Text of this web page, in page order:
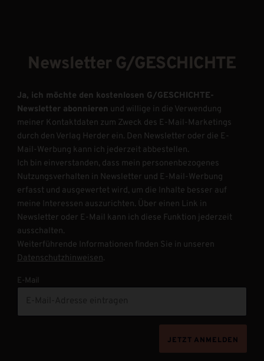
Newsletter G/GESCHICHTE
Ja, ich möchte den kostenlosen G/GESCHICHTE-
Newsletter abonnieren und willige in die Verwendung
meiner Kontaktdaten zum Zweck des E-Mail-Marketings
durch den Verlag Herder ein. Den Newsletter oder die E-
Mail-Werbung kann ich jederzeit abbestellen.
Ich bin einverstanden, dass mein personenbezogenes
Nutzungsverhalten in Newsletter und E-Mail-Werbung
erfasst und ausgewertet wird, um die Inhalte besser auf
meine Interessen auszurichten. Über einen Link in
Newsletter oder E-Mail kann ich diese Funktion jederzeit
ausschalten.
Weiterführende Informationen finden Sie in unseren
Datenschutzhinweisen.
E-Mail
JETZT ANMELDEN